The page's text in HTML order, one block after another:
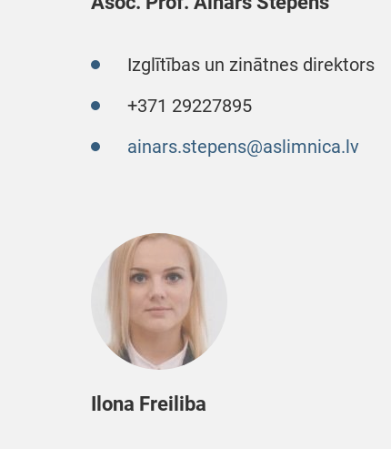
Izglītības un zinātnes direktors
+371 29227895
ainars.stepens@aslimnica.lv
Ilona Freiliba